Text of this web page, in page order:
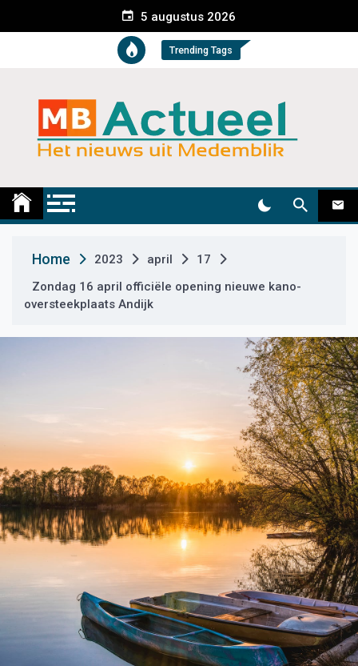
e
t
5 augustus 2026
Trending Tags
Medemblik Actueel
Home 2023 april
17
Zondag 16 april officiële opening nieuwe kano-
oversteekplaats Andijk